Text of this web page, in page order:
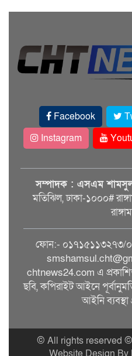
Facebook
Instagram
সম্পাদক : এসএম
মতিঝিল, ঢাকা-১০০০#
ফোন:- ০১৭১৫১১৩২৭৩/
chtnews24.com এ
ছবি, কপিরাইট আইনে
আইনি
© All rights reserved